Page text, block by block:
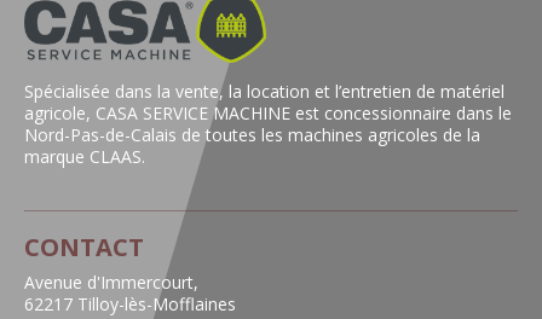
Spécialisée dans la vente, la location et l’entretien de matériel
agricole, CASA SERVICE MACHINE est concessionnaire dans le
Nord-Pas-de-Calais de toutes les machines agricoles de la
marque CLAAS.
CONTACT
Avenue d'Immercourt,
62217 Tilloy-lès-Mofflaines